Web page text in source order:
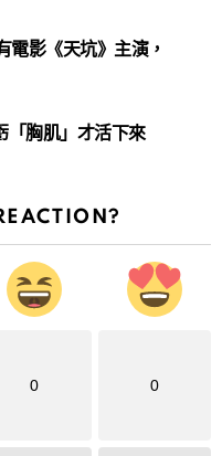
電影《天坑》主演，
「胸肌」才活下來
0 0